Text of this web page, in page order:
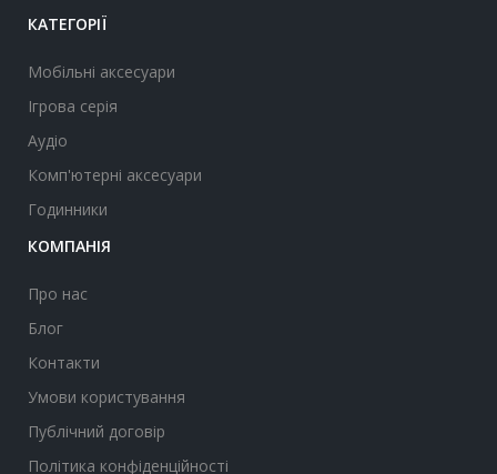
КАТЕГОРІЇ
Мобільні аксесуари
Ігрова серія
Аудіо
Комп'ютерні аксесуари
Годинники
КОМПАНІЯ
Про нас
Блог
Контакти
Умови користування
Публічний договір
Політика конфіденційності